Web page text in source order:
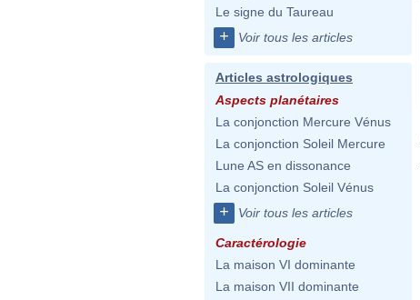
Le signe du Taureau
+ Voir tous les articles
Articles astrologiques
Aspects planétaires
La conjonction Mercure Vénus
La conjonction Soleil Mercure
Lune AS en dissonance
La conjonction Soleil Vénus
+ Voir tous les articles
Caractérologie
La maison VI dominante
La maison VII dominante